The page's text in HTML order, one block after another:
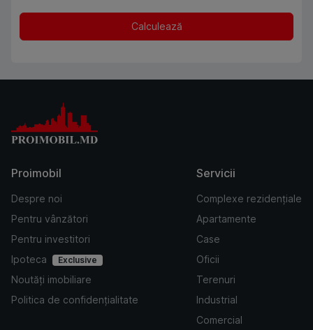
Calculează
Proimobil
Despre noi
Pentru vânzători
Pentru investitori
Ipoteca
Exclusive
Noutăți imobiliare
Politica de confidențialitate
Servicii
Complexe rezidențiale
Apartamente
Case
Oficii
Terenuri
Industrial
Comercial